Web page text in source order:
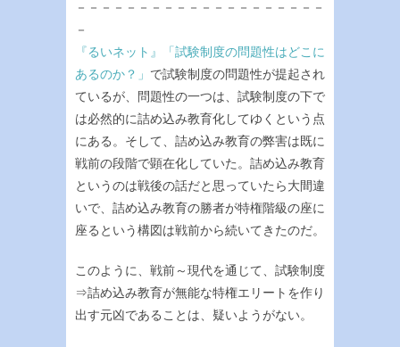
－－－－－－－－－－－－－－－－－－－－
－
『るいネット』「試験制度の問題性はどこに
あるのか？」 で試験制度の問題性が提起され
ているが、問題性の一つは、試験制度の下で
は必然的に詰め込み教育化してゆくという点
にある。そして、詰め込み教育の弊害は既に
戦前の段階で顕在化していた。詰め込み教育
というのは戦後の話だと思っていたら大間違
いで、詰め込み教育の勝者が特権階級の座に
座るという構図は戦前から続いてきたのだ。
このように、戦前～現代を通じて、試験制度
⇒詰め込み教育が無能な特権エリートを作り
出す元凶であることは、疑いようがない。